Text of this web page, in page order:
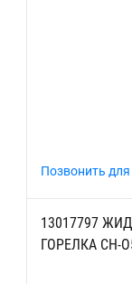
Позвонить
13017797
ГОРЕЛКА CH-